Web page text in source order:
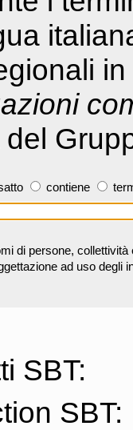
contiene
di persone,
ad uso degli
SBT:
SBT: